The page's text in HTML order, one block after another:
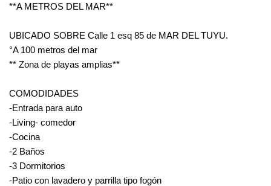
**A METROS DEL MAR**
UBICADO SOBRE Calle 1 esq 85 de MAR DEL TUYU.
°A 100 metros del mar
** Zona de playas amplias**
COMODIDADES
-Entrada para auto
-Living- comedor
-Cocina
-2 Baños
-3 Dormitorios
-Patio con lavadero y parrilla tipo fogón